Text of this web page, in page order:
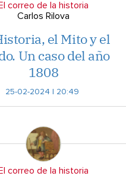
El correo de la historia
Carlos Rilova
el Mito y el
Un caso del año
1808
25-02-2024 | 20:49
El correo de la historia